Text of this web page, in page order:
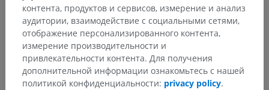
Заметили ошибку?
Не стесняйтесь предложить поправку, свою версию
перевода или решение по улучшению контента.
Сообщить об ошибке
контента, продуктов и сервисов, измерение и анализ
аудитории, взаимодействие с социальными сетями,
отображение персонализированного контента,
измерение производительности и
привлекательности контента. Для получения
дополнительной информации ознакомьтесь с нашей
политикой конфиденциальности: privacy policy.